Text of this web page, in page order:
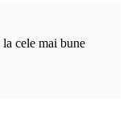
la cele mai bune